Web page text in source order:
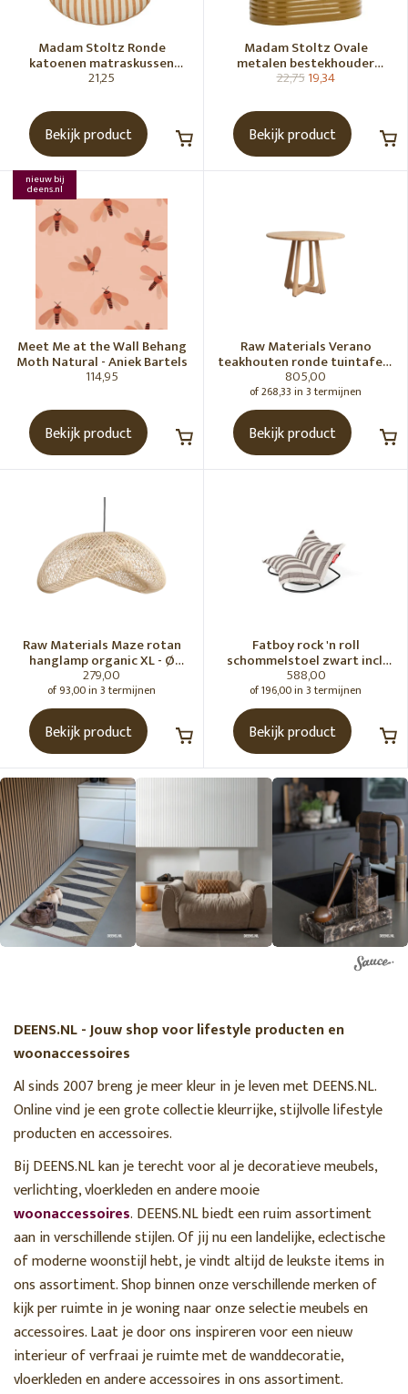
Madam Stoltz Ronde
katoenen matraskussen
Gebroken wit, donkere
21,25
Bekijk product
Madam Stoltz Ovale
metalen bestekhouder
Tapenade
22,7519,34
Bekijk product
nieuw bij
deens.nl
Meet Me at the Wall Behang
Moth Natural - Aniek Bartels
114,95
Bekijk product
Raw Materials Verano
teakhouten ronde tuintafel -
Ø100 cm
805,00
of 268,33 in 3 termijnen
Bekijk product
Raw Materials Maze rotan
hanglamp organic XL - Ø
75x31 cm
279,00
of 93,00 in 3 termijnen
Bekijk product
Fatboy rock 'n roll
schommelstoel zwart incl.
original Outdoor zitzak
Stripe Cacao
588,00
of 196,00 in 3 termijnen
Bekijk product
DEENS.NL - Jouw shop voor lifestyle producten en
woonaccessoires
Al sinds 2007 breng je meer kleur in je leven met DEENS.NL.
Online vind je een grote collectie kleurrijke, stijlvolle lifestyle
producten en accessoires.
Bij DEENS.NL kan je terecht voor al je decoratieve meubels,
verlichting, vloerkleden en andere mooie
woonaccessoires. DEENS.NL biedt een ruim assortiment
aan in verschillende stijlen. Of jij nu een landelijke, eclectische
of moderne woonstijl hebt, je vindt altijd de leukste items in
ons assortiment. Shop binnen onze verschillende merken of
kijk per ruimte in je woning naar onze selectie meubels en
accessoires. Laat je door ons inspireren voor een nieuw
interieur of verfraai je ruimte met de wanddecoratie,
vloerkleden en andere accessoires in ons assortiment.